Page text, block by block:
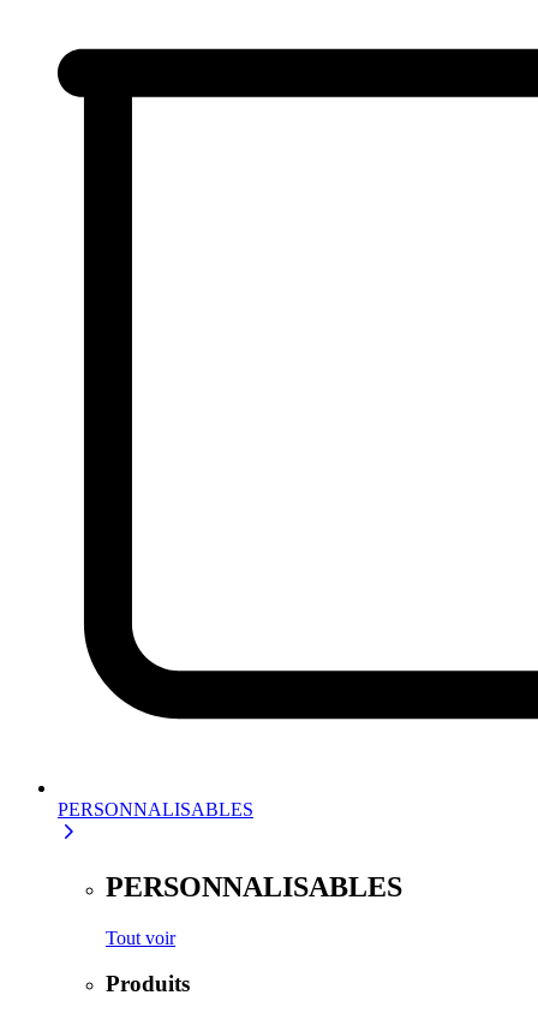
PERSONNALISABLES
PERSONNALISABLES
Tout voir
Produits